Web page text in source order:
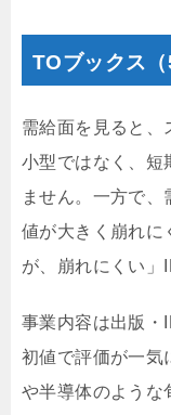
TOブックス
需給面を見ると、
小型ではなく、短
ません。一方で
値が大きく崩れに
が、崩れにくい」
事業内容は出版・
初値で評価が一気
や半導体のような